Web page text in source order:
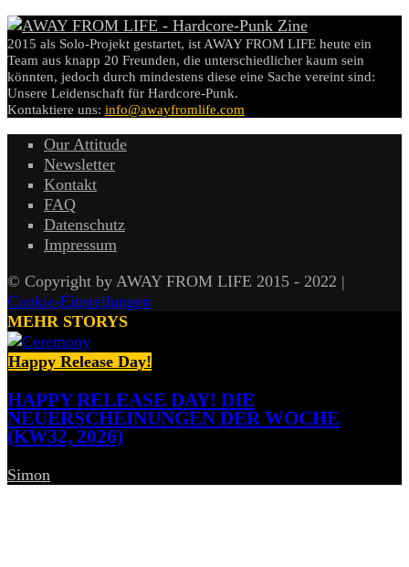
2015 als Solo-Projekt gestartet, ist AWAY FROM LIFE heute ein
Team aus knapp 20 Freunden, die unterschiedlicher kaum sein
könnten, jedoch durch mindestens diese eine Sache vereint sind:
Unsere Leidenschaft für Hardcore-Punk.
Kontaktiere uns: info@awayfromlife.com
Our Attitude
Newsletter
Kontakt
FAQ
Datenschutz
Impressum
© Copyright by AWAY FROM LIFE 2015 - 2022 |
Cookie-Einstellungen
MEHR STORYS
Happy Release Day!
HAPPY RELEASE DAY! DIE
NEUERSCHEINUNGEN DER WOCHE
(KW32, 2026)
Simon